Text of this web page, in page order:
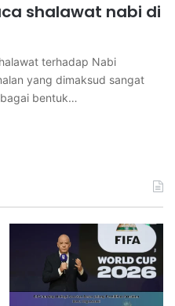
shalawat nabi di
terhadap Nabi
yang dimaksud sangat
bentuk…